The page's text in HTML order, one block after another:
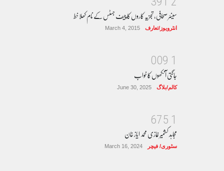
سینئر صحافی، تجزیہ کاروں کا چیف جسٹس کے نام کھلا خط
انٹرویوز/تعارف March 4, 2015
1
9
0
0
جاگتی آنکھوں کا خواب
کالم/بلاگ June 30, 2025
1
5
7
6
مجاہد کشمیر غازی محمد ایاز خان
سٹوری/ فیچر March 16, 2024